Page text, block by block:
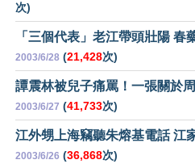
次)
「三個代表」老江帶頭壯陽 春
2003/6/28 (21,428次)
譚震林被兒子痛罵！一張關於
2003/6/27 (41,733次)
江外甥上海竊聽朱熔基電話 江
2003/6/26 (36,868次)